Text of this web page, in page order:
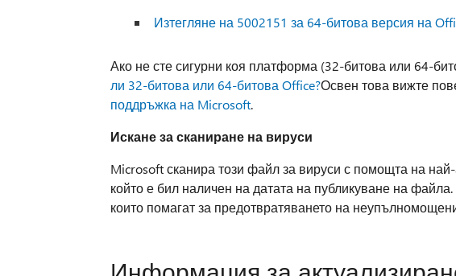
Изтегляне на 5002151 за 64-битова версия на
Ако не сте сигурни коя платформа (32-битова или 64-
ли 32-битова или 64-битова Office?Освен това вижте
поддръжка на Microsoft.
Искане за сканиране на вируси
Microsoft сканира този файл за вируси с помощта на
който е бил наличен на датата на публикуване на
които помагат за предотвратяването на